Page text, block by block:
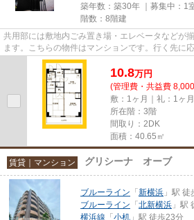
築年数：築30年 ｜募集中： 1
階数：8階建
共用部には敷地内ごみ置き場・エレベータなどが
ます。こちらの物件はマンションです。行く先に
可能な物件です。駅まで徒歩5...
10.8万円
(管理費・共益費
敷：1ヶ月｜礼：1ヶ月
所在階：3階
間取り：2DK
面積：40.65㎡
賃貸｜マンション グリシーナ オーブ
ブルーライン 「 新横浜 」駅 徒
ブルーライン 「 北新横浜 」駅
横浜線 「 小机 」駅 徒歩23分